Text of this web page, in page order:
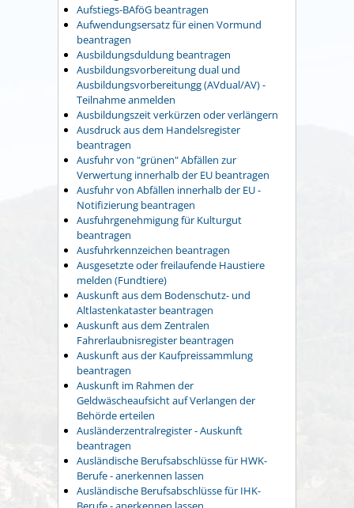
Aufstiegs-BAföG beantragen
Aufwendungsersatz für einen Vormund
beantragen
Ausbildungsduldung beantragen
Ausbildungsvorbereitung dual und
Ausbildungsvorbereitungg (AVdual/AV) -
Teilnahme anmelden
Ausbildungszeit verkürzen oder verlängern
Ausdruck aus dem Handelsregister
beantragen
Ausfuhr von "grünen" Abfällen zur
Verwertung innerhalb der EU beantragen
Ausfuhr von Abfällen innerhalb der EU -
Notifizierung beantragen
Ausfuhrgenehmigung für Kulturgut
beantragen
Ausfuhrkennzeichen beantragen
Ausgesetzte oder freilaufende Haustiere
melden (Fundtiere)
Auskunft aus dem Bodenschutz- und
Altlastenkataster beantragen
Auskunft aus dem Zentralen
Fahrerlaubnisregister beantragen
Auskunft aus der Kaufpreissammlung
beantragen
Auskunft im Rahmen der
Geldwäscheaufsicht auf Verlangen der
Behörde erteilen
Ausländerzentralregister - Auskunft
beantragen
Ausländische Berufsabschlüsse für HWK-
Berufe - anerkennen lassen
Ausländische Berufsabschlüsse für IHK-